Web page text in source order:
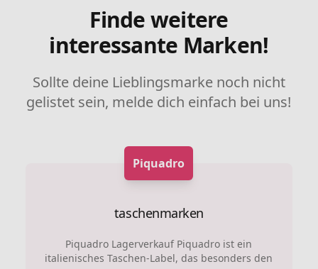
Finde weitere
interessante Marken!
Sollte deine Lieblingsmarke noch nicht
gelistet sein, melde dich einfach bei uns!
Piquadro
taschenmarken
Piquadro Lagerverkauf Piquadro ist ein
italienisches Taschen-Label, das besonders den